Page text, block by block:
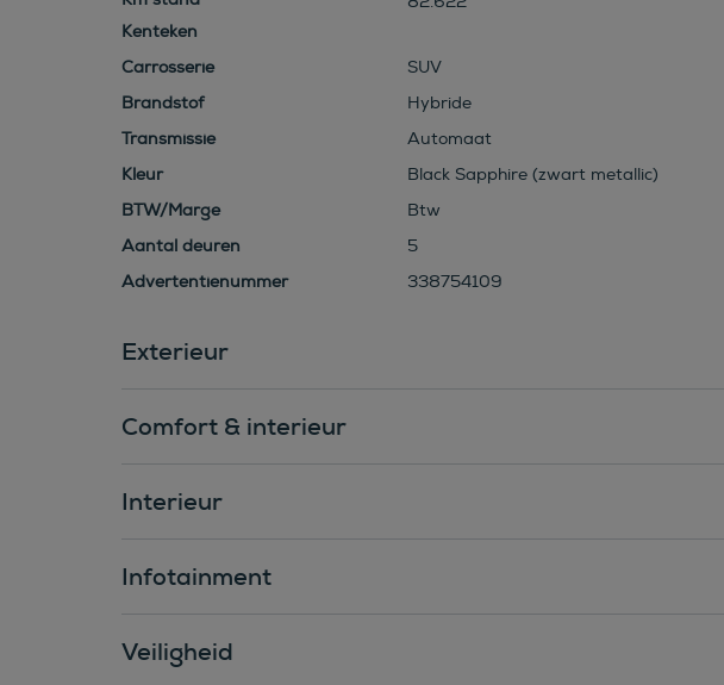
Kenteken
Carrosserie
SUV
Brandstof
Hybride
Transmissie
Automaat
Kleur
Black Sapphire (zwart metallic)
BTW/Marge
Btw
Aantal deuren
5
Advertentienummer
338754109
Exterieur
Comfort & interieur
Interieur
Infotainment
Veiligheid